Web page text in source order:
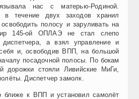
нас с матерью-Родиной.
в течение двух заходов хранил
полосу и заруливать на
145-ой ОПЛАЭ не стал слепо
диспетчера, а взял управление и
себя и, освободив ВПП, на большой
посадочной полосы. По бокам
дорожки стояли Ливийские МиГи,
Диспетчер замолк.
ближе к ВПП и установил самолёт